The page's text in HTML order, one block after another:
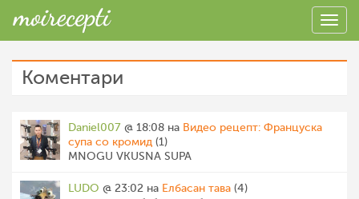
Коментари
Daniel007 @ 18:08 на Видео рецепт: Француска
супа со кромид (1)
MNOGU VKUSNA SUPA
LUDO @ 23:02 на Елбасан тава (4)